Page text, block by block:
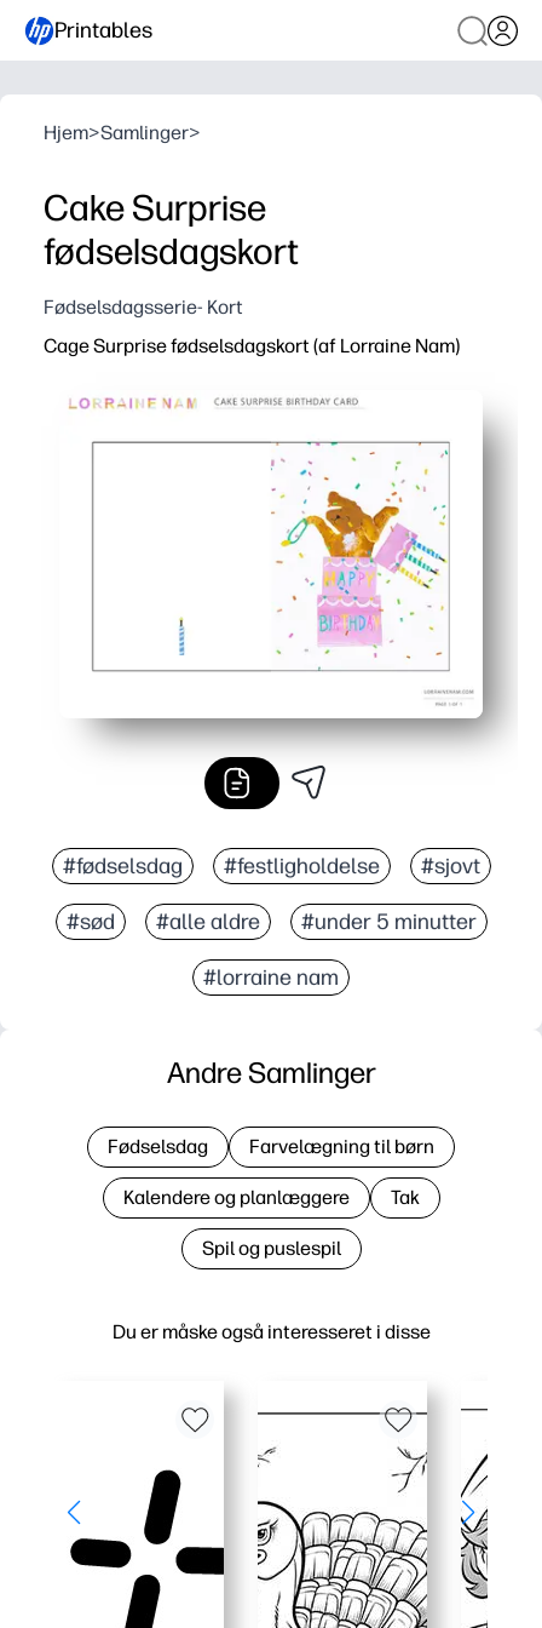
Printables
Hjem>Samlinger>
Cake Surprise
fødselsdagskort
Fødselsdagsserie- Kort
Cage Surprise fødselsdagskort (af Lorraine Nam)
#fødselsdag #festligholdelse #sjovt
#sød #alle aldre #under 5 minutter
#lorraine nam
Du er måske også interesseret i disse
Andre Samlinger
Fødselsdag Farvelægning til børn
Kalendere og planlæggere Tak
Spil og puslespil